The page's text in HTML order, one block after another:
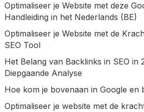
Optimaliseer je Website met deze
Handleiding in het Nederlands (BE)
Optimaliseer je Website met de
SEO Tool
Het Belang van Backlinks in SEO in
Diepgaande Analyse
Hoe kom je bovenaan in Google en
Optimaliseer je website met de